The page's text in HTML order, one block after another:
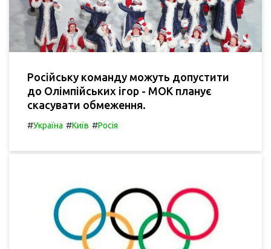
Російську команду можуть допустити
до Олімпійських ігор - МОК планує
скасувати обмеження.
#Україна #Київ #Росія